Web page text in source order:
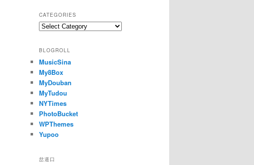
CATEGORIES
C
e
g
o
r
i
e
s
BLOGROLL
MusicSina
My8Box
MyDouban
MyTudou
NYTimes
PhotoBucket
WPThemes
Yupoo
岔道口